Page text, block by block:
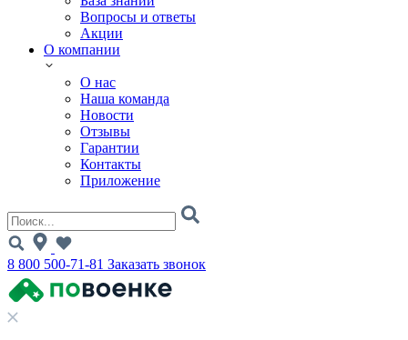
Вопросы и ответы
Акции
О компании
О нас
Наша команда
Новости
Отзывы
Гарантии
Контакты
Приложение
8 800 500-71-81 Заказать звонок